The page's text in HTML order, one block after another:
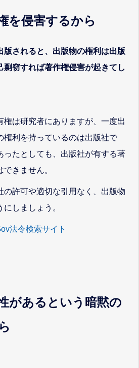
を侵害するから
版されると、出版物の権利は出版
剽窃すれば著作権侵害が起きてし
権は研究者にありますが、一度出
権利を持っているのは出版社で
ったとしても、出版社が有する著
きません。
の許可や適切な引用なく、出版物
しましょう。
法令検索サイト
があるという暗黙の